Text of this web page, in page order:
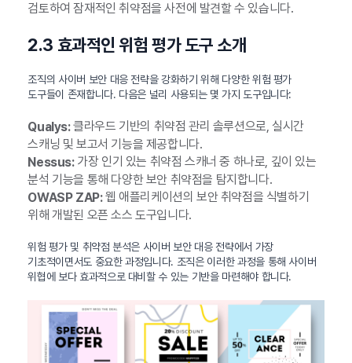
검토하여 잠재적인 취약점을 사전에 발견할 수 있습니다.
2.3 효과적인 위험 평가 도구 소개
조직의 사이버 보안 대응 전략을 강화하기 위해 다양한 위험 평가
도구들이 존재합니다. 다음은 널리 사용되는 몇 가지 도구입니다:
Qualys:클라우드 기반의 취약점 관리 솔루션으로, 실시간
스캐닝 및 보고서 기능을 제공합니다.
Nessus:가장 인기 있는 취약점 스캐너 중 하나로, 깊이 있는
분석 기능을 통해 다양한 보안 취약점을 탐지합니다.
OWASP ZAP:웹 애플리케이션의 보안 취약점을 식별하기
위해 개발된 오픈 소스 도구입니다.
위험 평가 및 취약점 분석은 사이버 보안 대응 전략에서 가장
기초적이면서도 중요한 과정입니다. 조직은 이러한 과정을 통해 사이버
위협에 보다 효과적으로 대비할 수 있는 기반을 마련해야 합니다.